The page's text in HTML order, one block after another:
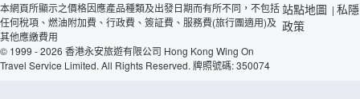
本網頁所顯示之價格因應產品種類及出發日期而有所不同，不包括
任何稅項、燃油附加費、行政費、簽証費、服務費(旅行團適用)及
其他應繳費用
© 1999 - 2026 香港永安旅遊有限公司 Hong Kong Wing On
Travel Service Limited. All Rights Reserved. 牌照號碼: 350074
站點地圖 | 私隱
政策